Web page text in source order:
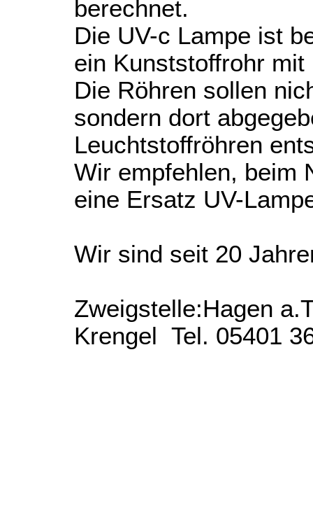
berechnet.
Die UV-c Lampe ist
ein Kunststoffrohr
Die Röhren sollen
sondern dort
Leuchtstoffröhren
Wir empfehlen, beim
eine Ersatz UV-
Wir sind seit 20
Zweigstelle:Hagen
Krengel Tel. 05401